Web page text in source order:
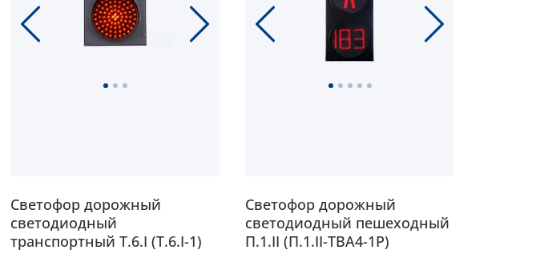
Светофор дорожный
светодиодный
транспортный Т.6.I (Т.6.I-1)
Светофор дорожный
светодиодный пешеходный
П.1.II (П.1.II-ТВА4-1Р)